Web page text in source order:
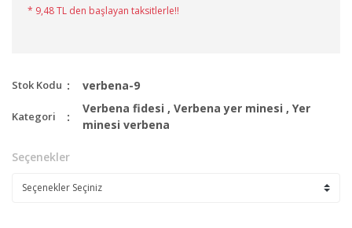
* 9,48 TL den başlayan taksitlerle!!
Stok Kodu verbena-9
Kategori
Verbena fidesi , Verbena yer minesi , Yer
minesi verbena
Seçenekler